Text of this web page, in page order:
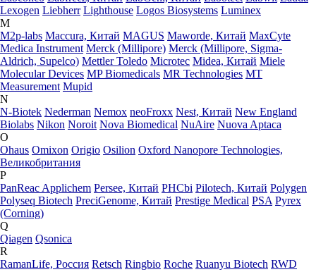
Lexogen Liebherr Lighthouse Logos Biosystems Luminex
M
M2p-labs Maccura, Китай MAGUS Maworde, Китай MaxCyte
Medica Instrument Merck (Millipore) Merck (Millipore, Sigma-
Aldrich, Supelco) Mettler Toledo Microtec Midea, Китай Miele
Molecular Devices MP Biomedicals MR Technologies MT
Measurement Mupid
N
N-Biotek Nederman Nemox neoFroxx Nest, Китай New England
Biolabs Nikon Noroit Nova Biomedical NuAire Nuova Aptaca
O
Ohaus Omixon Origio Osilion Oxford Nanopore Technologies,
Великобритания
P
PanReac Applichem Persee, Китай PHCbi Pilotech, Китай Polygen
Polyseq Biotech PreciGenome, Китай Prestige Medical PSA Pyrex
(Corning)
Q
Qiagen Qsonica
R
RamanLife, Россия Retsch Ringbio Roche Ruanyu Biotech RWD